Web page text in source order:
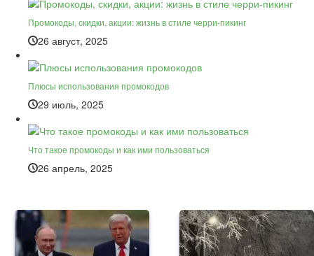
Промокоды, скидки, акции: жизнь в стиле черри-пикинг
26 август, 2025
Плюсы использования промокодов
29 июль, 2025
Что такое промокоды и как ими пользоваться
26 апрель, 2025